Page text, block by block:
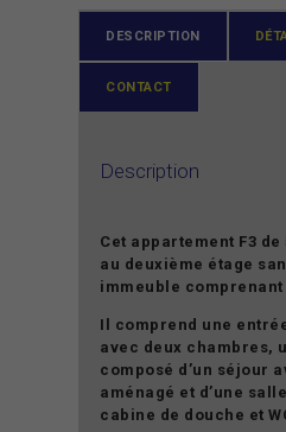
DESCRIPTION
CONTACT
Description
Cet appartement F3 de
au deuxième étage
immeuble
Il comprend une
avec deux chambres,
composé d’un séjour
aménagé et d’une
cabine de douche et